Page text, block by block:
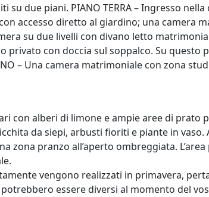
su due piani. PIANO TERRA – Ingresso
accesso diretto al giardino; una camera
su due livelli con divano letto
con doccia sul soppalco. Su questo
– Una camera matrimoniale con zona
con alberi di limone e ampie aree di prato
da siepi, arbusti fioriti e piante in vaso.
zona pranzo all’aperto ombreggiata.
vengono realizzati in primavera,
essere diversi al momento del